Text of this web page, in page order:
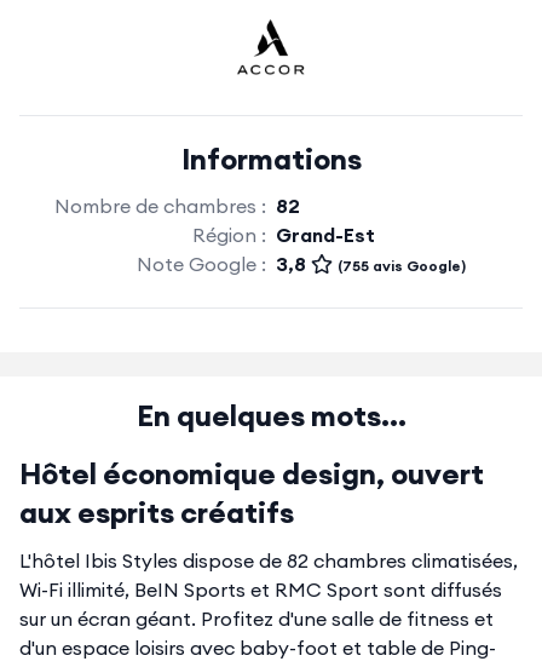
Informations
Nombre de chambres : 82
Région : Grand-Est
Note Google : 3,8 (755 avis Google)
En quelques mots...
Hôtel économique design, ouvert
aux esprits créatifs
L'hôtel Ibis Styles dispose de 82 chambres climatisées,
Wi-Fi illimité, BeIN Sports et RMC Sport sont diffusés
sur un écran géant. Profitez d'une salle de fitness et
d'un espace loisirs avec baby-foot et table de Ping-